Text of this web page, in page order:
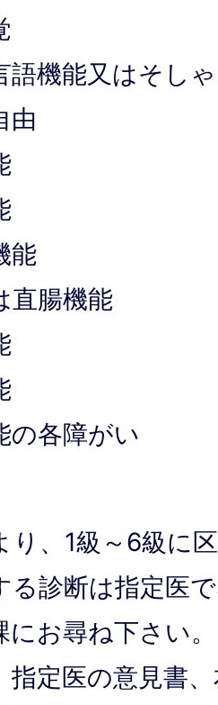
語機能又はそし
由
能
直腸機能
の各障がい
り、1級～6級に
る診断は指定医
お尋ね下さい。
指定医の意見書